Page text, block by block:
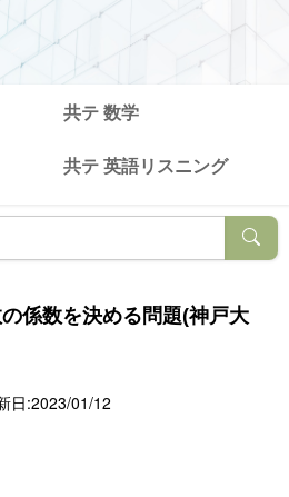
共テ 数学
共テ 英語リスニング
係数を決める問題(神戸大
日:2023/01/12